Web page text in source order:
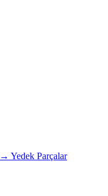
→ Yedek Parçalar